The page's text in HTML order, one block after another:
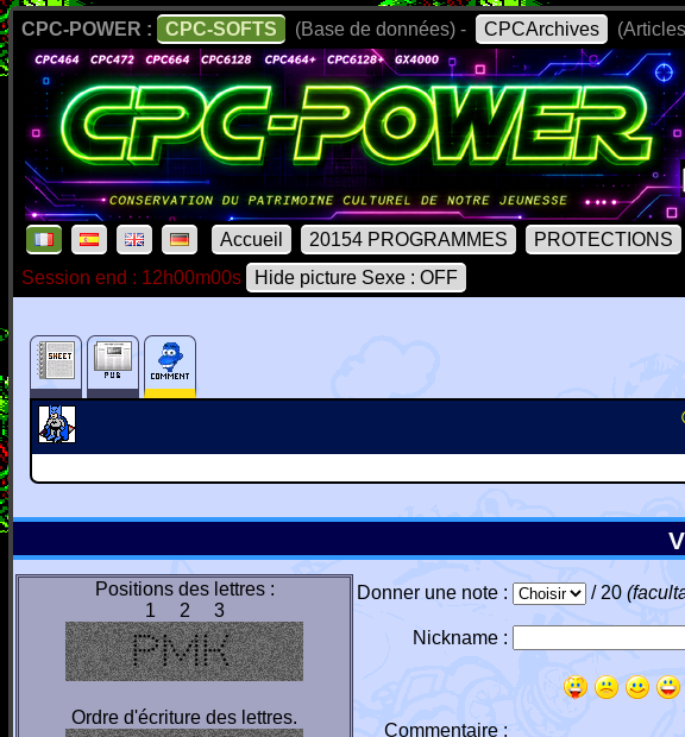
CPC-POWER : CPC-SOFTS (Base de données) - CPCArchives
Accueil 20154 PROGRAMMES PROTECTIONS
Session end : 12h00m00s
Hide picture Sexe : OFF
Positions des lettres :
1 2 3
Ordre d'écriture des lettres.
Donner une note : / 20
Nickname :
Commentaire :